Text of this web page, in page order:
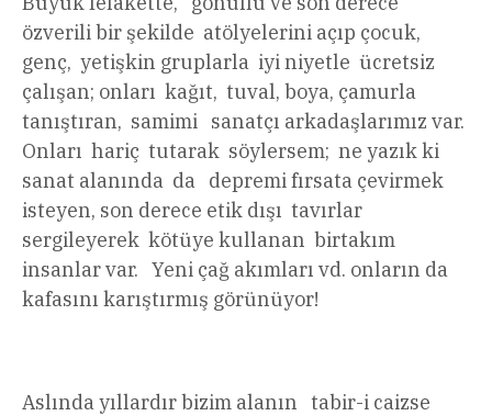
özverili bir şekilde atölyelerini açıp çocuk,
genç, yetişkin gruplarla iyi niyetle ücretsiz
çalışan; onları kağıt, tuval, boya, çamurla
tanıştıran, samimi sanatçı arkadaşlarımız var.
Onları hariç tutarak söylersem; ne yazık ki
sanat alanında da depremi fırsata çevirmek
isteyen, son derece etik dışı tavırlar
sergileyerek kötüye kullanan birtakım
insanlar var. Yeni çağ akımları vd. onların da
kafasını karıştırmış görünüyor!
Aslında yıllardır bizim alanın tabir-i caizse